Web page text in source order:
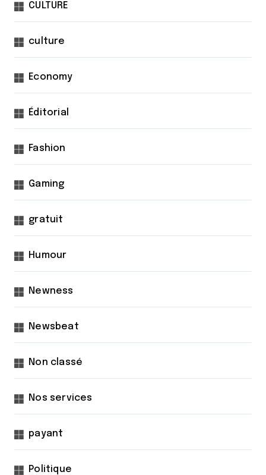
CULTURE
culture
Economy
Éditorial
Fashion
Gaming
gratuit
Humour
Newness
Newsbeat
Non classé
Nos services
payant
Politique